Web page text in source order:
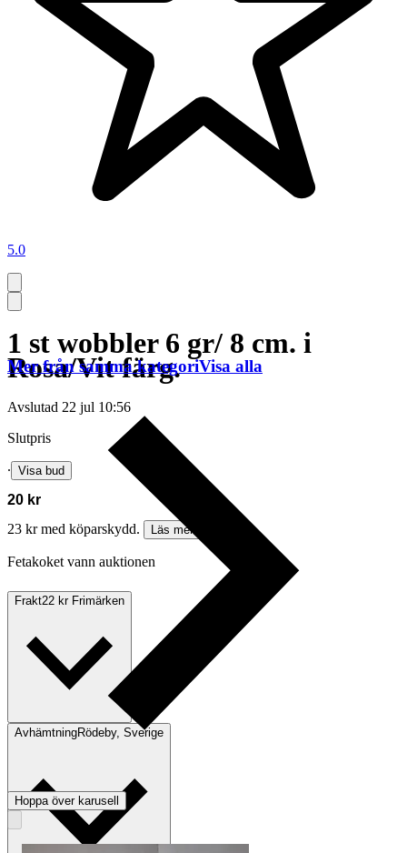
5.0
1 st wobbler 6 gr/ 8 cm. i
Rosa/Vit färg.
Avslutad 22 jul 10:56
Slutpris
∙ Visa bud
20 kr
23 kr med köparskydd.
Läs mer
Fetakoket vann auktionen
Frakt22 kr Frimärken
AvhämtningRödeby, Sverige
Mer från samma kategoriVisa alla
Hoppa över karusell